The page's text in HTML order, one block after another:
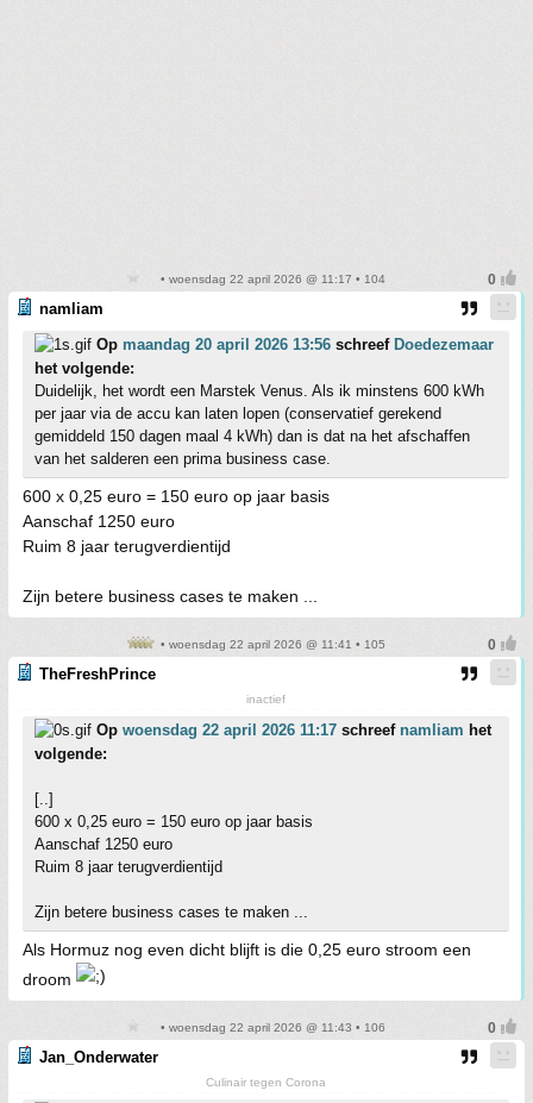
• woensdag 22 april 2026 @ 11:17 • 104
namliam
Op maandag 20 april 2026 13:56 schreef Doedezemaar
het volgende:
Duidelijk, het wordt een Marstek Venus. Als ik minstens 600 kWh
per jaar via de accu kan laten lopen (conservatief gerekend
gemiddeld 150 dagen maal 4 kWh) dan is dat na het afschaffen
van het salderen een prima business case.
600 x 0,25 euro = 150 euro op jaar basis
Aanschaf 1250 euro
Ruim 8 jaar terugverdientijd
Zijn betere business cases te maken ...
• woensdag 22 april 2026 @ 11:41 • 105
TheFreshPrince
inactief
Op woensdag 22 april 2026 11:17 schreef namliam het
volgende:
[..]
600 x 0,25 euro = 150 euro op jaar basis
Aanschaf 1250 euro
Ruim 8 jaar terugverdientijd
Zijn betere business cases te maken ...
Als Hormuz nog even dicht blijft is die 0,25 euro stroom een
droom
• woensdag 22 april 2026 @ 11:43 • 106
Jan_Onderwater
Culinair tegen Corona